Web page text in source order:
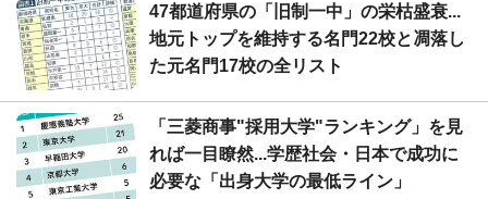
47都道府県の「旧制一中」の栄枯盛衰...
地元トップを維持する名門22校と凋落し
た元名門17校の全リスト
「三菱商事"採用大学"ランキング」を見
れば一目瞭然...学歴社会・日本で成功に
必要な「出身大学の最低ライン」